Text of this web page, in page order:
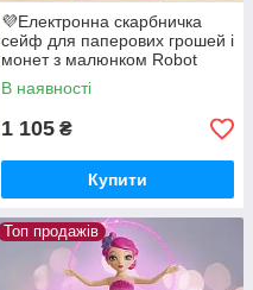
💜Електронна скарбничка
сейф для паперових грошей і
монет з малюнком Robot
Bodyguard з відбитком
пальця
В наявності
1 105 ₴
Купити
Топ продажів